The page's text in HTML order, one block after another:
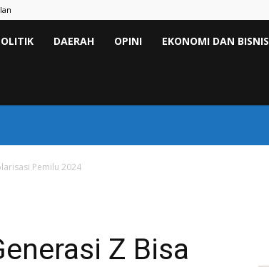
DAERAH OPINI EKONOMI DAN BISNIS
Pemilu 2024
Z Bisa